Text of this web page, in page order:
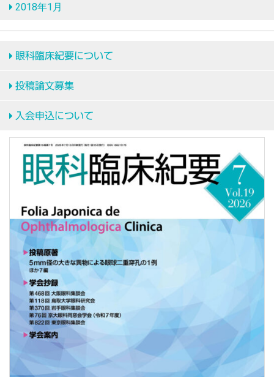
2018年1月
眼科臨床紀要について
投稿論文募集
入会申込について